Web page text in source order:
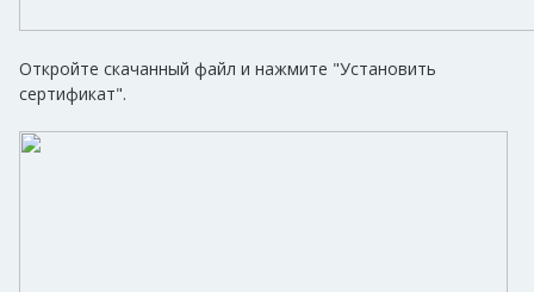
Откройте скачанный файл и нажмите "Установить
сертификат".